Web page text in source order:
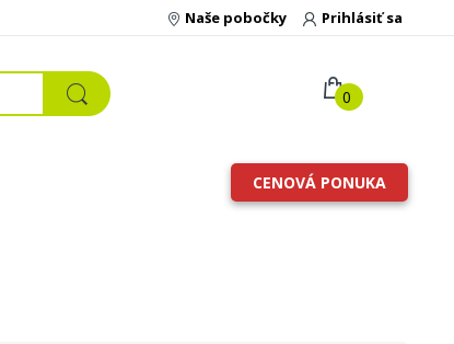
Prihlásiť sa
Naše pobočky
0
CENOVÁ PONUKA